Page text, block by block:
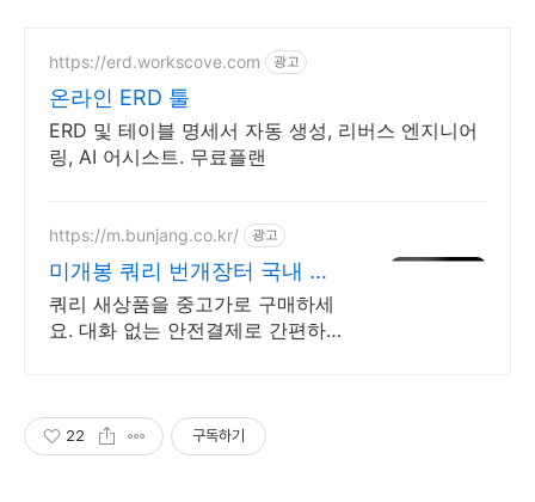
https://erd.workscove.com 광고
온라인 ERD 툴
ERD 및 테이블 명세서 자동 생성, 리버스 엔지니어
링, AI 어시스트. 무료플랜
https://m.bunjang.co.kr/ 광고
미개봉 쿼리 번개장터 국내 최
대 브랜드 중고거래
쿼리 새상품을 중고가로 구매하세
요. 대화 없는 안전결제로 간편하
22 구독하기